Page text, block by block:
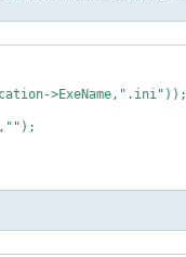
>ExeName,".ini"));